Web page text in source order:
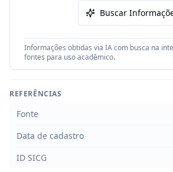
Buscar
Informações obtidas via IA com busca na
fontes para uso acadêmico.
REFERÊNCIAS
Fonte
Data de cadastro
ID SICG